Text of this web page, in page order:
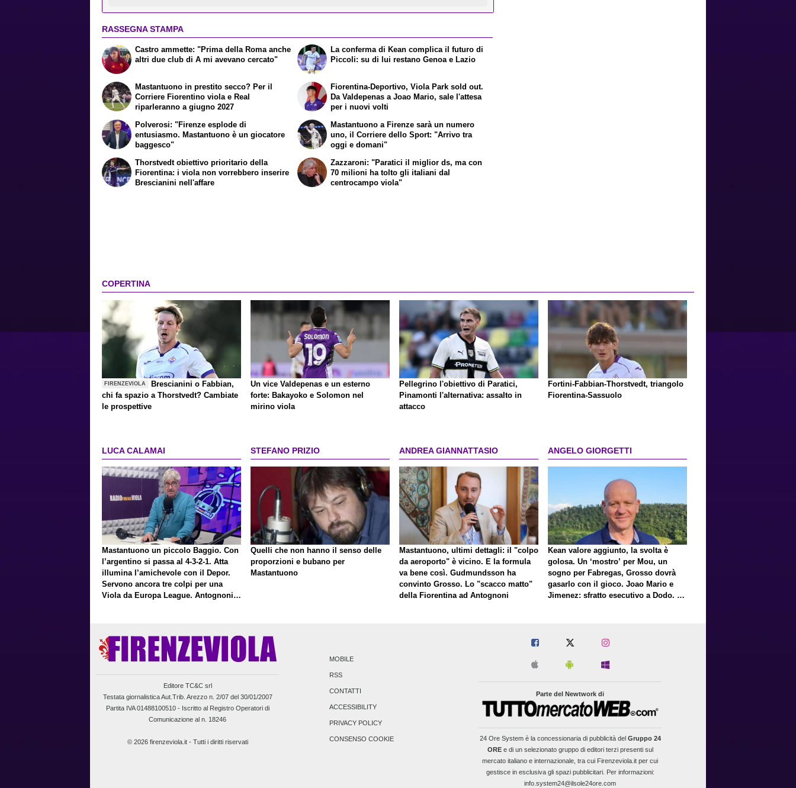
RASSEGNA STAMPA
Castro ammette: "Prima della Roma anche
altri due club di A mi avevano cercato"
Mastantuono in prestito secco? Per il
Corriere Fiorentino viola e Real
riparleranno a giugno 2027
La conferma di Kean complica il futuro di
Piccoli: su di lui restano Genoa e Lazio
Fiorentina-Deportivo, Viola Park sold out.
Da Valdepenas a Joao Mario, sale l'attesa
per i nuovi volti
Polverosi: "Firenze esplode di
entusiasmo. Mastantuono è un giocatore
baggesco"
Thorstvedt obiettivo prioritario della
Fiorentina: i viola non vorrebbero inserire
Brescianini nell'affare
Mastantuono a Firenze sarà un numero
uno, il Corriere dello Sport: "Arrivo tra
oggi e domani"
Zazzaroni: "Paratici il miglior ds, ma con
70 milioni ha tolto gli italiani dal
centrocampo viola"
COPERTINA
FIRENZEVIOLA
Brescianini o Fabbian,
chi fa spazio a Thorstvedt? Cambiate
le prospettive
Un vice Valdepenas e un esterno
forte: Bakayoko e Solomon nel
mirino viola
Pellegrino l'obiettivo di Paratici,
Pinamonti l'alternativa: assalto in
attacco
Fortini-Fabbian-Thorstvedt, triangolo
Fiorentina-Sassuolo
LUCA CALAMAI
Mastantuono un piccolo Baggio. Con
l’argentino si passa al 4-3-2-1. Atta
illumina l’amichevole con il Depor.
Servono ancora tre colpi per una
Viola da Europa League. Antognoni,
STEFANO PRIZIO
Quelli che non hanno il senso delle
proporzioni e bubano per
Mastantuono
ANDREA GIANNATTASIO
Mastantuono, ultimi dettagli: il "colpo
da aeroporto" è vicino. E la formula
va bene così. Gudmundsson ha
convinto Grosso. Lo "scacco matto"
della Fiorentina ad Antognoni
ANGELO GIORGETTI
Kean valore aggiunto, la svolta è
golosa. Un ‘mostro’ per Mou, un
sogno per Fabregas, Grosso dovrà
gasarlo con il gioco. Joao Mario e
Jimenez: sfratto esecutivo a Dodo. E
Editore TC&C srl
Testata giornalistica Aut.Trib. Arezzo n. 2/07 del 30/01/2007
Partita IVA 01488100510 - Iscritto al Registro Operatori di
Comunicazione al n. 18246
© 2026 firenzeviola.it - Tutti i diritti riservati
MOBILE
RSS
CONTATTI
ACCESSIBILITY
PRIVACY POLICY
CONSENSO COOKIE
Parte del Newtwork di
24 Ore Systemè la concessionaria di pubblicità del Gruppo 24
OREe di un selezionato gruppo di editori terzi presenti sul
mercato italiano e internazionale, tra cui Firenzeviola.it per cui
gestisce in esclusiva gli spazi pubblicitari. Per informazioni:
info.system24@ilsole24ore.com